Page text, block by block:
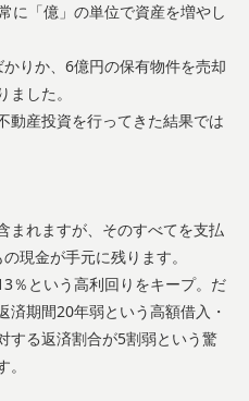
に「億」の単位で資産を増やし
りか、6億円の保有物件を売却
した。
動産投資を行ってきた結果では
まれますが、そのすべてを支払
現金が手元に残ります。
％という高利回りをキープ。だ
期間20年弱という高額借入・
する返済割合が5割弱という驚